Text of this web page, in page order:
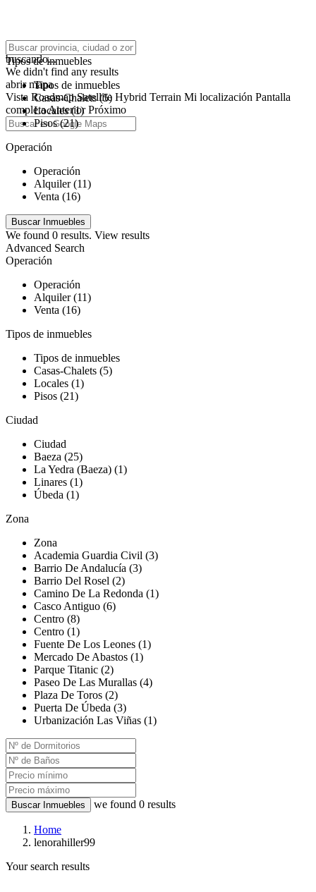
click to enable zoom
buscando...
We didn't find any results
abrir mapa
Vista Roadmap Satellite Hybrid Terrain Mi localización Pantalla
completaAnterior Próximo
Tipos de inmuebles
Tipos de inmuebles
Casas-Chalets (5)
Locales (1)
Pisos (21)
Operación
Operación
Alquiler (11)
Venta (16)
We found 0 results. View results
Advanced Search
Operación
Operación
Alquiler (11)
Venta (16)
Tipos de inmuebles
Tipos de inmuebles
Casas-Chalets (5)
Locales (1)
Pisos (21)
Ciudad
Ciudad
Baeza (25)
La Yedra (Baeza) (1)
Linares (1)
Úbeda (1)
Zona
Zona
Academia Guardia Civil (3)
Barrio De Andalucía (3)
Barrio Del Rosel (2)
Camino De La Redonda (1)
Casco Antiguo (6)
Centro (8)
Centro (1)
Fuente De Los Leones (1)
Mercado De Abastos (1)
Parque Titanic (2)
Paseo De Las Murallas (4)
Plaza De Toros (2)
Puerta De Úbeda (3)
Urbanización Las Viñas (1)
Buscar Inmuebles we found 0 results
Home
lenorahiller99
Your search results